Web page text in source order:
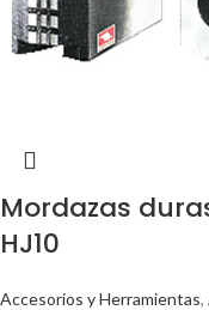
Mordazas
HJ10
Accesorios y Herramientas,